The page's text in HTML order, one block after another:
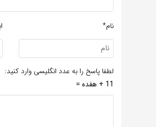
نام*
لطفا پاسخ را به عدد انگلیسی وارد کنید:
11 + هفده =